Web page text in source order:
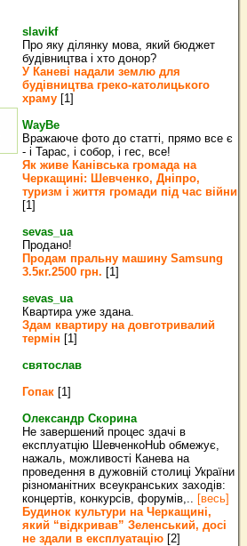
slavikf
Про яку ділянку мова, який бюджет
будівництва і хто донор?
У Каневі надали землю для
будівництва греко‐католицького
храму [1]
WayBe
Вражаюче фото до статті, прямо все є
- і Тарас, і собор, і гес, все!
Як живе Канівська громада на
Черкащині: Шевченко, Дніпро,
туризм і життя громади під час війни
[1]
sevas_ua
Продано!
Продам пральну машину Samsung
3.5кг.2500 грн. [1]
sevas_ua
Квартира уже здана.
Здам квартиру на довготривалий
термін [1]
святослав
Гопак [1]
Олександр Скорина
Не завершений процес здачі в
експлуатцію ШевченкоHub обмежує,
нажаль, можливості Канева на
проведення в дужовній столиці України
різноманітних всеукранських заходів:
концертів, конкурсів, форумів,.. [весь]
Будинок культури на Черкащині,
який “відкривав” Зеленський, досі
не здали в експлуатацію [2]